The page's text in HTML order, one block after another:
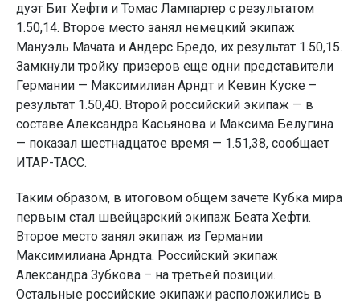
дуэт Бит Хефти и Томас Лампартер с результатом
1.50,14. Второе место занял немецкий экипаж
Мануэль Мачата и Андерс Бредо, их результат 1.50,15.
Замкнули тройку призеров еще одни представители
Германии — Максимилиан Арндт и Кевин Куске –
результат 1.50,40. Второй российский экипаж — в
составе Александра Касьянова и Максима Белугина
— показал шестнадцатое время — 1.51,38, сообщает
ИТАР-ТАСС.
Таким образом, в итоговом общем зачете Кубка мира
первым стал швейцарский экипаж Беата Хефти.
Второе место занял экипаж из Германии
Максимилиана Арндта. Российский экипаж
Александра Зубкова – на третьей позиции.
Остальные российские экипажи расположились в